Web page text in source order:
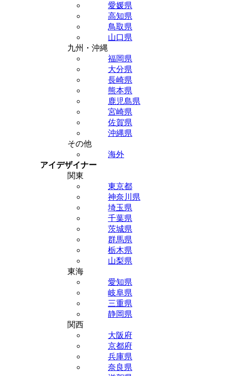
愛媛県
高知県
鳥取県
山口県
九州・沖縄
福岡県
大分県
長崎県
熊本県
鹿児島県
宮崎県
佐賀県
沖縄県
その他
海外
アイデザイナー
関東
東京都
神奈川県
埼玉県
千葉県
茨城県
群馬県
栃木県
山梨県
東海
愛知県
岐阜県
三重県
静岡県
関西
大阪府
京都府
兵庫県
奈良県